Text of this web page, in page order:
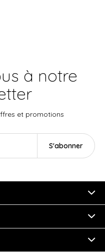
à notre
et promotions
S'abonner